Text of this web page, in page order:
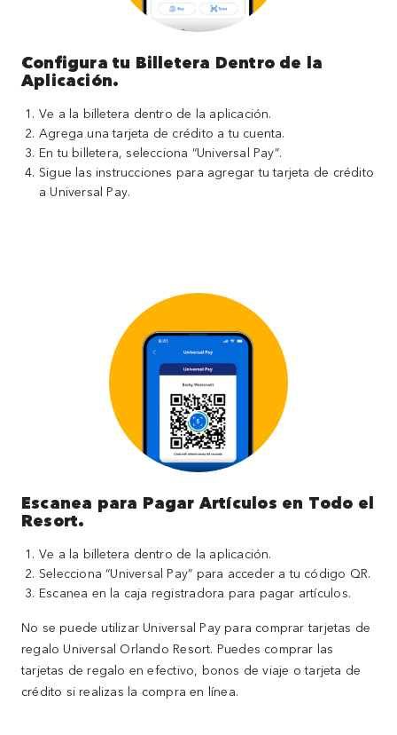
Configura tu Billetera Dentro de la
Aplicación.
Ve a la billetera dentro de la aplicación.
Agrega una tarjeta de crédito a tu cuenta.
En tu billetera, selecciona “Universal Pay”.
Sigue las instrucciones para agregar tu tarjeta de crédito
a Universal Pay.
Escanea para Pagar Artículos en Todo el
Resort.
Ve a la billetera dentro de la aplicación.
Selecciona “Universal Pay” para acceder a tu código QR.
Escanea en la caja registradora para pagar artículos.
No se puede utilizar Universal Pay para comprar tarjetas de
regalo Universal Orlando Resort. Puedes comprar las
tarjetas de regalo en efectivo, bonos de viaje o tarjeta de
crédito si realizas la compra en línea.